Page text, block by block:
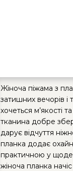
Жіноча піжама з
затишних вечорів
хочеться м’якості
тканина добре
дарує відчуття
планка додає
практичною у
жіноча планка